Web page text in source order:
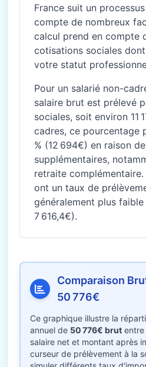
France suit un
compte de nombreux
calcul prend en compte
cotisations sociales
votre statut
Pour un salarié non-
salaire brut est prélevé
sociales, soit environ 11
cadres, ce pourcentage
% (12 694€) en raison
supplémentaires,
retraite
ont un taux de
généralement plus
7 616,4€).
Comparaison
50 776€
Ce graphique illustre la
annuel de 50 776€ brut entre
salaire net et montant après
curseur de prélèvement à la